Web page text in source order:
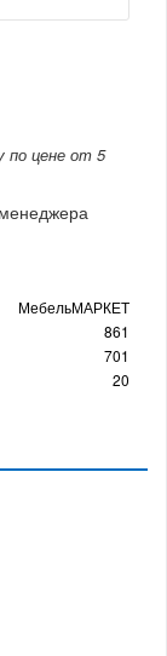
по цене от 5
МебельМАРКЕТ
861
701
20